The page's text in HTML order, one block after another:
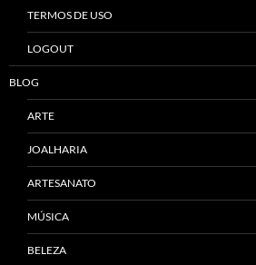
TERMOS DE USO
LOGOUT
BLOG
ARTE
JOALHARIA
ARTESANATO
MÚSICA
BELEZA